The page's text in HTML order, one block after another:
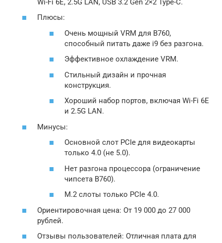
Wi-Fi 6E, 2.5G LAN, USB 3.2 Gen 2×2 Type-C.
Плюсы:
Очень мощный VRM для B760,
способный питать даже i9 без разгона.
Эффективное охлаждение VRM.
Стильный дизайн и прочная
конструкция.
Хороший набор портов, включая Wi-Fi 6E
и 2.5G LAN.
Минусы:
Основной слот PCIe для видеокарты
только 4.0 (не 5.0).
Нет разгона процессора (ограничение
чипсета B760).
M.2 слоты только PCIe 4.0.
Ориентировочная цена: От 19 000 до 27 000
рублей.
Отзывы пользователей: Отличная плата для